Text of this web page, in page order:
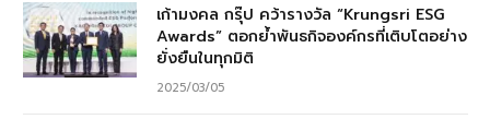
เก้ามงคล กรุ๊ป คว้ารางวัล “Krungsri ESG
Awards” ตอกย้ำพันธกิจองค์กรที่เติบโตอย่าง
ยั่งยืนในทุกมิติ
2025/03/05